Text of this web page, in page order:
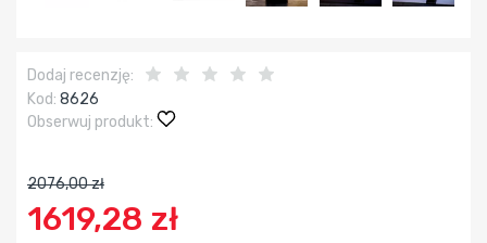
Dodaj recenzję:
Kod: 8626
Obserwuj produkt:
2076,00 zł
1619,28 zł